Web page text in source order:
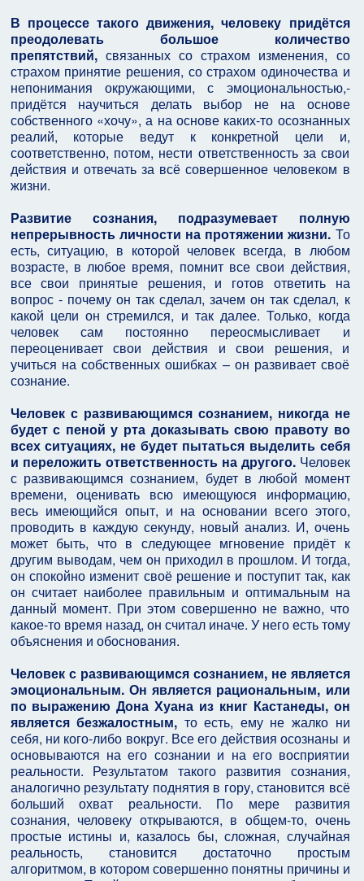
В процессе такого движения, человеку придётся
преодолевать большое количество
препятствий,связанных со страхом изменения, со
страхом принятие решения, со страхом одиночества и
непонимания окружающими, с эмоциональностью,-
придётся научиться делать выбор не на основе
собственного «хочу», а на основе каких-то осознанных
реалий, которые ведут к конкретной цели и,
соответственно, потом, нести ответственность за свои
действия и отвечать за всё совершенное человеком в
жизни.
Развитие сознания, подразумевает полную
непрерывность личности на протяжении жизни. То
есть, ситуацию, в которой человек всегда, в любом
возрасте, в любое время, помнит все свои действия,
все свои принятые решения, и готов ответить на
вопрос - почему он так сделал, зачем он так сделал, к
какой цели он стремился, и так далее. Только, когда
человек сам постоянно переосмысливает и
переоценивает свои действия и свои решения, и
учиться на собственных ошибках – он развивает своё
сознание.
Человек с развивающимся сознанием, никогда не
будет с пеной у рта доказывать свою правоту во
всех ситуациях, не будет пытаться выделить себя
и переложить ответственность на другого. Человек
с развивающимся сознанием, будет в любой момент
времени, оценивать всю имеющуюся информацию,
весь имеющийся опыт, и на основании всего этого,
проводить в каждую секунду, новый анализ. И, очень
может быть, что в следующее мгновение придёт к
другим выводам, чем он приходил в прошлом. И тогда,
он спокойно изменит своё решение и поступит так, как
он считает наиболее правильным и оптимальным на
данный момент. При этом совершенно не важно, что
какое-то время назад, он считал иначе. У него есть тому
объяснения и обоснования.
Человек с развивающимся сознанием, не является
эмоциональным. Он является рациональным, или
по выражению Дона Хуана из книг Кастанеды, он
является безжалостным, то есть, ему не жалко ни
себя, ни кого-либо вокруг. Все его действия осознаны и
основываются на его сознании и на его восприятии
реальности. Результатом такого развития сознания,
аналогично результату поднятия в гору, становится всё
больший охват реальности. По мере развития
сознания, человеку открываются, в общем-то, очень
простые истины и, казалось бы, сложная, случайная
реальность, становится достаточно простым
алгоритмом, в котором совершенно понятны причины и